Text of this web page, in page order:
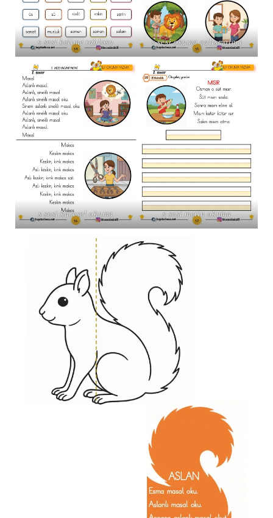
s sesi kelime tablosu s sesi okuma çalışmaları
s sesi karesel okuma s sesi metin okuma